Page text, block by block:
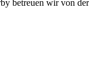
betreuen wir von